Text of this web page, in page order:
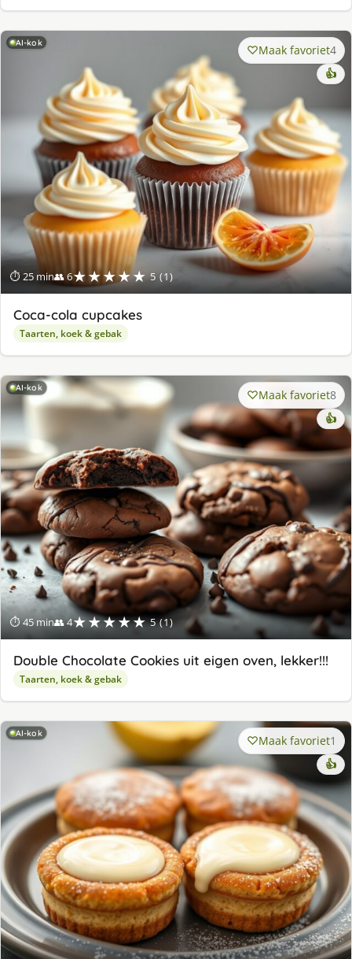
AI-kok
⏱ 25 min👥 6★★★★★ 5 (1)
Maak favoriet4
👍
Coca-cola cupcakes
Taarten, koek & gebak
AI-kok
⏱ 45 min👥 4★★★★★ 5 (1)
Maak favoriet8
👍
Double Chocolate Cookies uit eigen oven, lekker!!!
Taarten, koek & gebak
AI-kok Maak favoriet1
👍